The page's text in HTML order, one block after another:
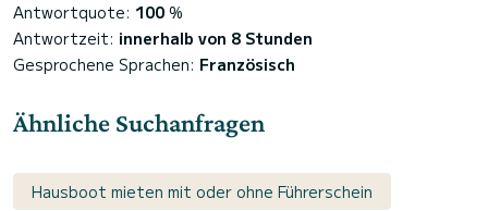
Antwortquote: 100 %
Antwortzeit: innerhalb von 8 Stunden
Gesprochene Sprachen: Französisch
Ähnliche Suchanfragen
Hausboot mieten mit oder ohne Führerschein